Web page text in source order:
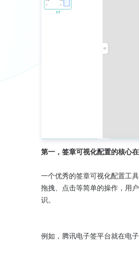
第一，签章可视化配置的核心
一个优秀的签章可视化配置工
拖拽、点击等简单的操作，用
识。
例如，腾讯电子签平台就在电